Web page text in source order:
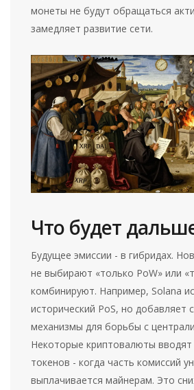
монеты не будут обращаться
замедляет развитие сети.
Что будет
Будущее эмиссии - в гибридах.
не выбирают «только PoW» или
комбинируют. Например, Solana
исторический PoS, но добавляет
механизмы для борьбы с
Некоторые криптовалюты вводят
токенов - когда часть комиссий
выплачивается майнерам. Это